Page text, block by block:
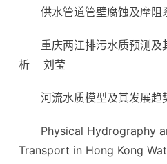
供水管道管壁腐蚀及摩
重庆两江排污水质预测及
析 刘莹
河流水质模型及其发展
Physical Hydrography
Transport in Hong Kong